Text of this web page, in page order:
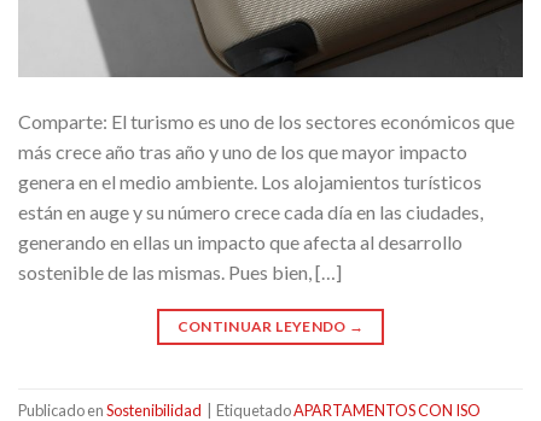
Comparte: El turismo es uno de los sectores económicos que
más crece año tras año y uno de los que mayor impacto
genera en el medio ambiente. Los alojamientos turísticos
están en auge y su número crece cada día en las ciudades,
generando en ellas un impacto que afecta al desarrollo
sostenible de las mismas. Pues bien, […]
CONTINUAR LEYENDO →
Publicado enSostenibilidad EtiquetadoAPARTAMENTOS CON ISO